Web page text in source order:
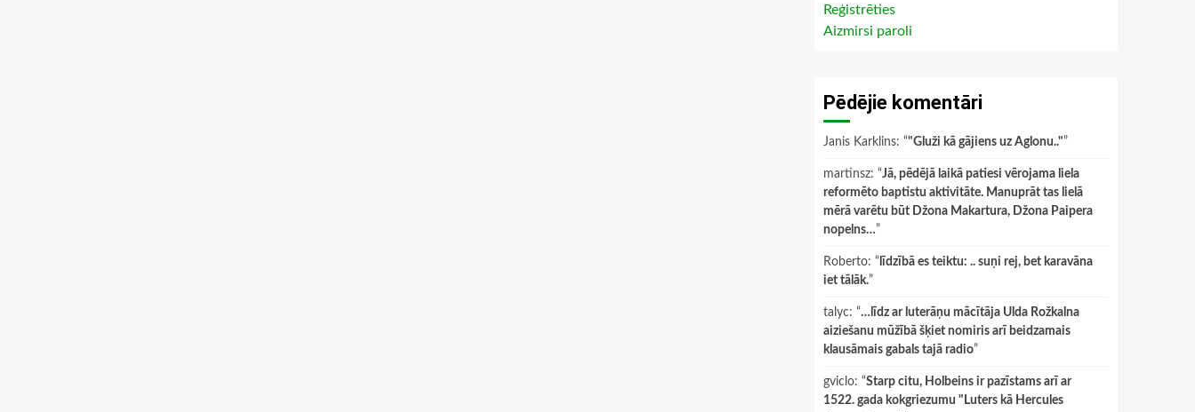
Reģistrēties
Aizmirsi paroli
Pēdējie komentāri
Janis Karklins: “"Gluži kā gājiens uz Aglonu.."”
martinsz: “Jā, pēdējā laikā patiesi vērojama liela
reformēto baptistu aktivitāte. Manuprāt tas lielā
mērā varētu būt Džona Makartura, Džona Paipera
nopelns…”
Roberto: “ līdzībā es teiktu: .. suņi rej, bet karavāna
iet tālāk.”
talyc: “…līdz ar luterāņu mācītāja Ulda Rožkalna
aiziešanu mūžībā šķiet nomiris arī beidzamais
klausāmais gabals tajā radio”
gviclo: “Starp citu, Holbeins ir pazīstams arī ar
1522. gada kokgriezumu "Luters kā Hercules